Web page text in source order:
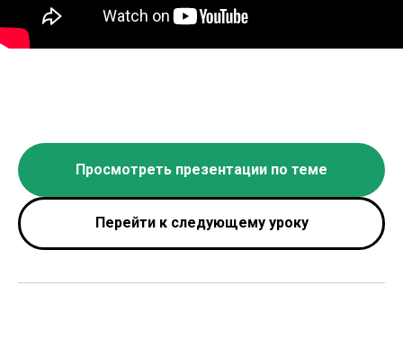
Просмотреть презентации по теме
Перейти к следующему уроку